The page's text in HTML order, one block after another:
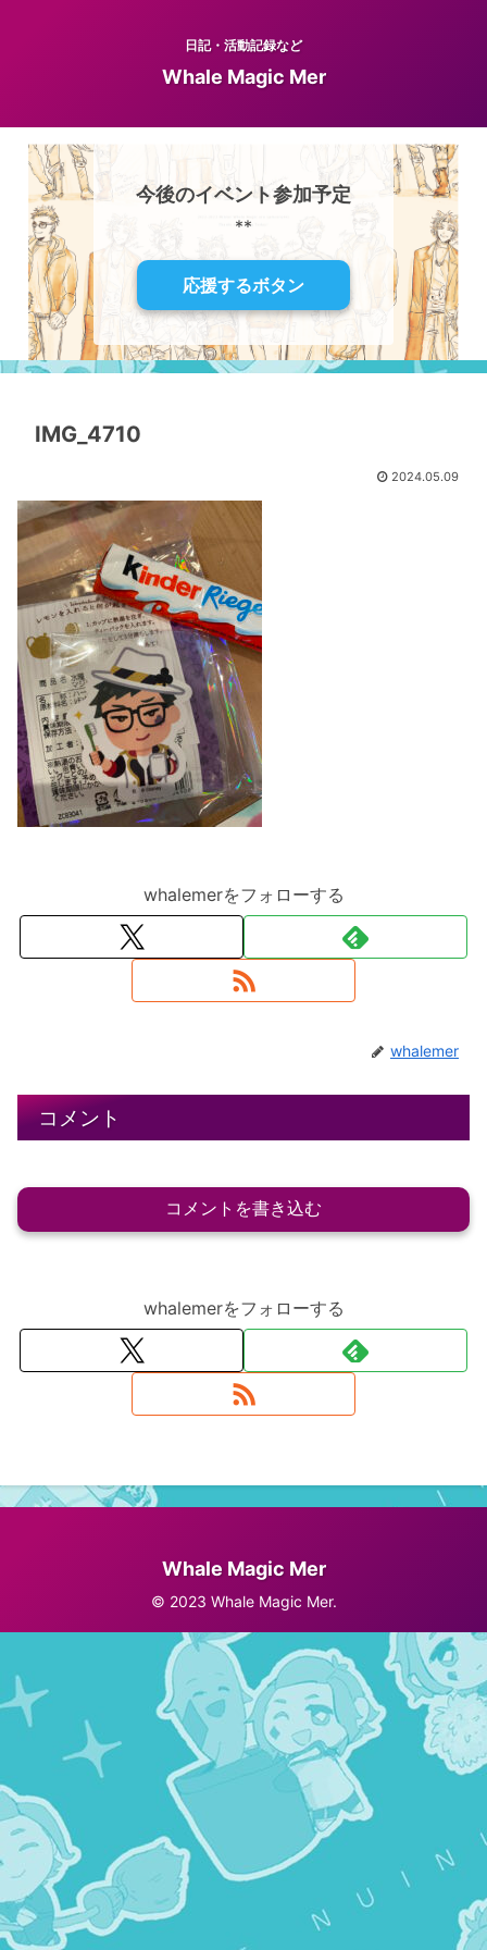
日記・活動記録など
Whale Magic Mer
今後のイベント参加予定
**
応援するボタン
IMG_4710
2024.05.09
whalemerをフォローする
whalemer
コメント
コメントを書き込む
whalemerをフォローする
Whale Magic Mer
© 2023 Whale Magic Mer.